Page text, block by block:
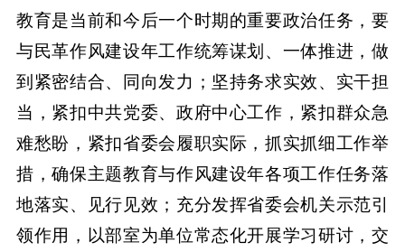
教育是当前和今后一个时期的重要政治任务，要
与民革作风建设年工作统筹谋划、一体推进，做
到紧密结合、同向发力；坚持务求实效、实干担
当，紧扣中共党委、政府中心工作，紧扣群众急
难愁盼，紧扣省委会履职实际，抓实抓细工作举
措，确保主题教育与作风建设年各项工作任务落
地落实、见行见效；充分发挥省委会机关示范引
领作用，以部室为单位常态化开展学习研讨，交